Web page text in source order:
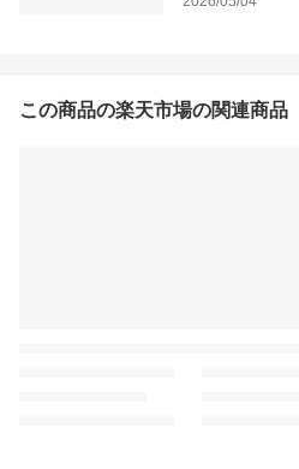
この商品の楽天市場の関連商品